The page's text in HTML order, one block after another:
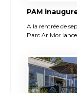
PAM
A la rentrée de
Parc Ar Mor